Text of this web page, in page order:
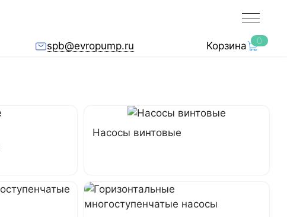
spb@evropump.ru Корзина 0
Насосы винтовые